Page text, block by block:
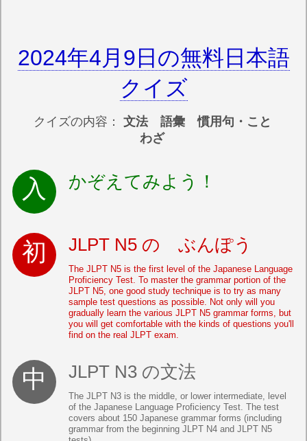
2024年4月9日の無料日本語
クイズ
クイズの内容： 文法 語彙 慣用句・こと
わざ
かぞえてみよう！
JLPT N5 の ぶんぽう
The JLPT N5 is the first level of the Japanese Language
Proficiency Test. To master the grammar portion of the
JLPT N5, one good study technique is to try as many
sample test questions as possible. Not only will you
gradually learn the various JLPT N5 grammar forms, but
you will get comfortable with the kinds of questions you'll
find on the real JLPT exam.
JLPT N3 の文法
The JLPT N3 is the middle, or lower intermediate, level
of the Japanese Language Proficiency Test. The test
covers about 150 Japanese grammar forms (including
grammar from the beginning JLPT N4 and JLPT N5